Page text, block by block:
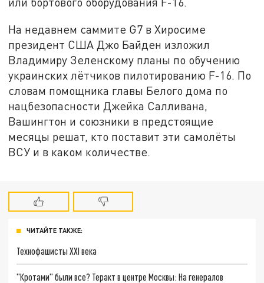
На недавнем саммите G7 в Хиросиме
президент США Джо Байден изложил
Владимиру Зеленскому планы по обучению
украинских лётчиков пилотированию F-16. По
словам помощника главы Белого дома по
нацбезопасности Джейка Салливана,
Вашингтон и союзники в предстоящие
месяцы решат, кто поставит эти самолёты
ВСУ и в каком количестве.
ЧИТАЙТЕ ТАКЖЕ:
Технофашисты XXI века
"Кротами" были все? Теракт в центре Москвы: На генералов